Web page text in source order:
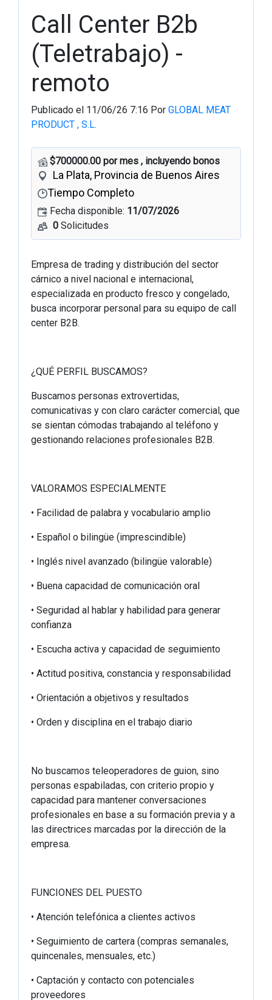
Call Center B2b
(Teletrabajo) -
remoto
Publicado el 11/06/26 7:16 Por GLOBAL MEAT
PRODUCT , S.L.
$700000.00 por mes , incluyendo bonos
La Plata, Provincia de Buenos Aires
Tiempo Completo
Fecha disponible: 11/07/2026
0 Solicitudes
Empresa de trading y distribución del sector
cárnico a nivel nacional e internacional,
especializada en producto fresco y congelado,
busca incorporar personal para su equipo de call
center B2B.
¿QUÉ PERFIL BUSCAMOS?
Buscamos personas extrovertidas,
comunicativas y con claro carácter comercial, que
se sientan cómodas trabajando al teléfono y
gestionando relaciones profesionales B2B.
VALORAMOS ESPECIALMENTE
• Facilidad de palabra y vocabulario amplio
• Español o bilingüe (imprescindible)
• Inglés nivel avanzado (bilingüe valorable)
• Buena capacidad de comunicación oral
• Seguridad al hablar y habilidad para generar
confianza
• Escucha activa y capacidad de seguimiento
• Actitud positiva, constancia y responsabilidad
• Orientación a objetivos y resultados
• Orden y disciplina en el trabajo diario
No buscamos teleoperadores de guion, sino
personas espabiladas, con criterio propio y
capacidad para mantener conversaciones
profesionales en base a su formación previa y a
las directrices marcadas por la dirección de la
empresa.
FUNCIONES DEL PUESTO
• Atención telefónica a clientes activos
• Seguimiento de cartera (compras semanales,
quincenales, mensuales, etc.)
• Captación y contacto con potenciales
proveedores